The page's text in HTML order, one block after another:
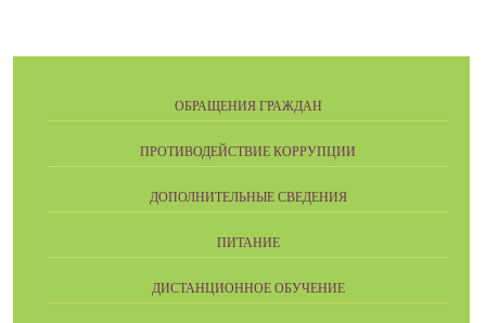
ОБРАЩЕНИЯ ГРАЖДАН
ПРОТИВОДЕЙСТВИЕ КОРРУПЦИИ
ДОПОЛНИТЕЛЬНЫЕ СВЕДЕНИЯ
ПИТАНИЕ
ДИСТАНЦИОННОЕ ОБУЧЕНИЕ